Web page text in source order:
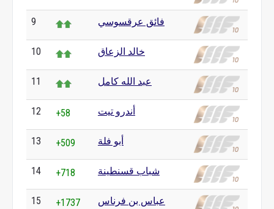
9 فائق عرقسوسي
10 خالد الزعاق
11 عبد الله كامل
12 +58 أندرو تيت
13 +509 أبو فلة
14 +718 شباب قسنطينة
15 +1737 عباس بن فرناس